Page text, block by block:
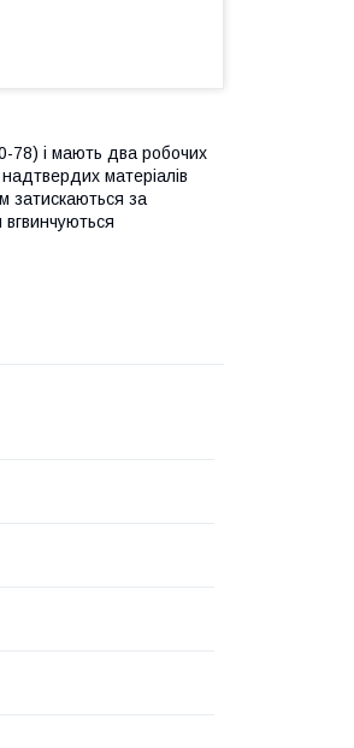
78) і мають два робочих
матеріалів
затискаються за